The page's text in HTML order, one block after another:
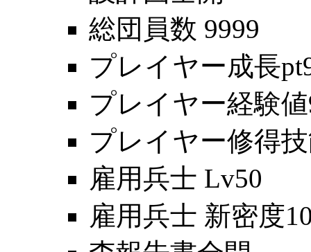
総団員数 9999
プレイヤー成長
プレイヤー経験値
プレイヤー修得
雇用兵士 Lv50
雇用兵士 新密度